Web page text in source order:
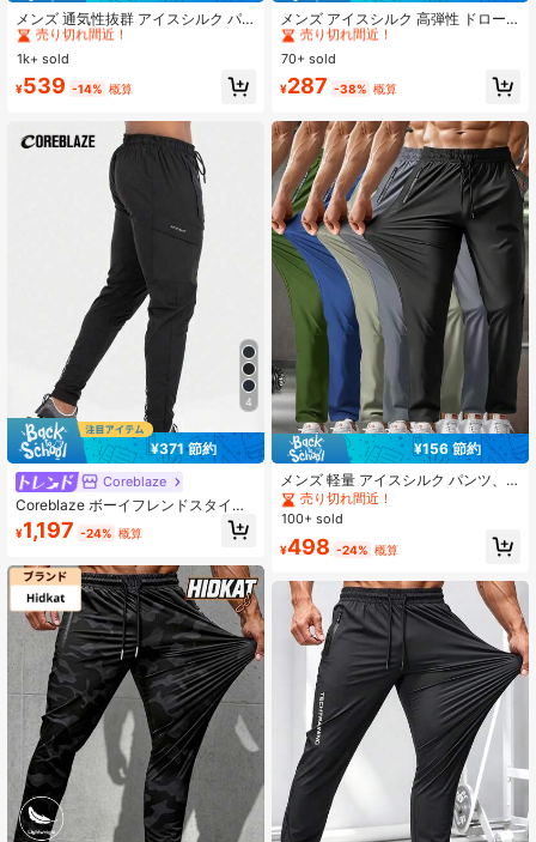
メンズ 通気性抜群 アイスシルク パ
ンツ、快適なカジュアルズボン スポ
ーツ、フィットネス、ランニングに
最適、夏に必須、軽量
売り切れ間近！
#4 ベストセラー
売り切れ間近！
#4 ベストセラー
売り切れ間近！
#4 ベストセラー
1k+ sold
¥539 -14% 概算
4
¥371 節約
Coreblaze
Coreblaze ボーイフレンドスタイル
メンズ ドローストリング ウエスト
フラップポケット サイド スポーツパ
ンニング マッスル ミニマリストデザ
イン スリムフィット ワークアウト
ジョガー ジムウェア スウェットパン
ツ
¥1,197 -24% 概算
メンズ アイスシルク 高弾性 ドロー
ストリング スポーツパンツ、反射プ
リント、フィットネス、ランニン
グ、スポーツまたはカジュアルウェ
アに適しています
売り切れ間近！
#1 ベストセラー
売り切れ間近！
#1 ベストセラー
売り切れ間近！
#1 ベストセラー
70+ sold
¥287 -38% 概算
¥156 節約
メンズ 軽量 アイスシルク パンツ、
夏用 通気性 速乾 ストレートレッグ
カジュアルスポーツズボン、アウト
ットネスに適したエラスティックパ
売り切れ間近！
100+ sold
¥498 -24% 概算